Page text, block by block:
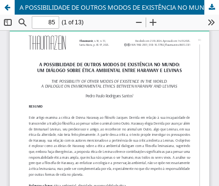
A POSSIBILIDADE DE OUTROS MODOS DE EXISTÊNCIA NO MUNDO: UM DIÁLOGO SOBRE ÉTICA AMBIENTAL ENTRE HARAWAY E LEVINAS